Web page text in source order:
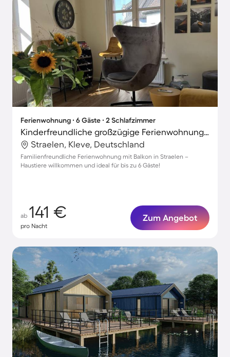
Ferienwohnung ∙ 6 Gäste ∙ 2 Schlafzimmer
Kinderfreundliche großzügige Ferienwohnung | Stadtblick | Perfekt für die Arbeit von Zuhause | Haustierfreundlich
Straelen, Kleve, Deutschland
Familienfreundliche Ferienwohnung mit Balkon in Straelen –
Haustiere willkommen und ideal für bis zu 6 Gäste!
ab 141 €
pro Nacht
Zum Angebot